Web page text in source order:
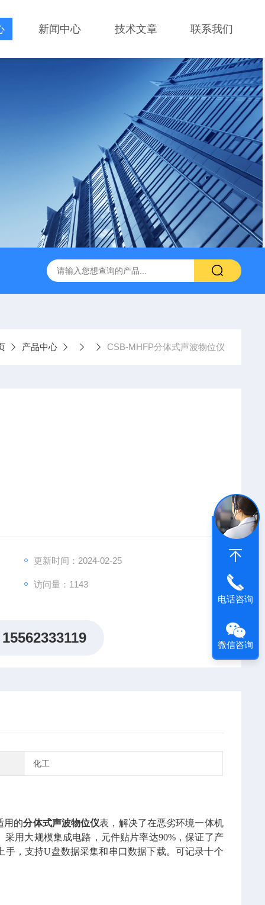
新闻中心 技术文章 联系我们
CS-300轨道式摇床 JKG-203新型冷原子吸收测汞仪
产品中心 CSB-MHFP分体式声波物位仪
品优点，而开发的一款方便适用的表，解决了在恶劣
更新时间：2024-02-25
访问量：1143
15562333119
化工
用的分体式声波物位仪表，解决了在恶劣环境一体机
用大规模集成电路，元件贴片率达90%，保证了产
，支持U盘数据采集和串口数据下载。可记录十个
电话咨询
微信咨询